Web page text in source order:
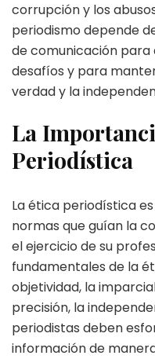
corrupción y los
periodismo depende
de comunicación para
desafíos y para
verdad y la
La
Periodística
La ética periodística
normas que guían la
el ejercicio de su
fundamentales de la
objetividad, la
precisión, la
periodistas deben
información de